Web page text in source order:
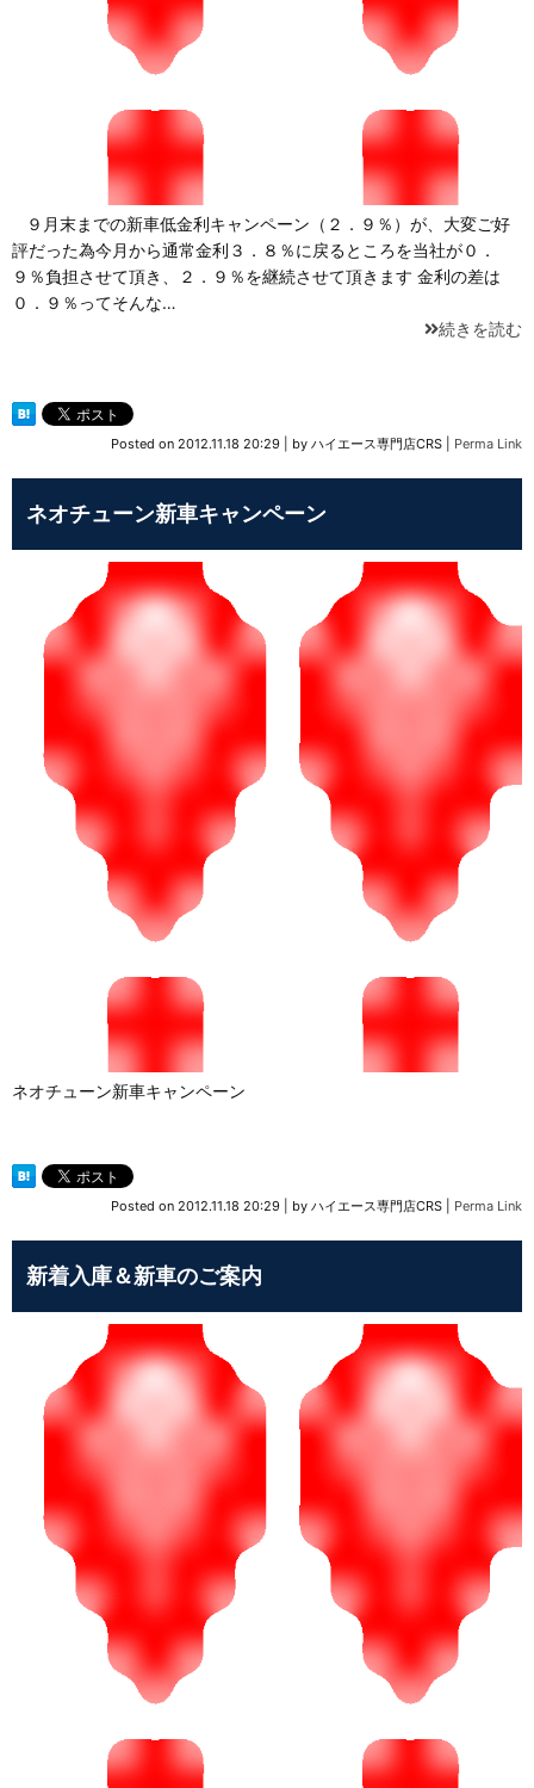
９月末までの新車低金利キャンペーン（２．９％）が、大変ご好
評だった為今月から通常金利３．８％に戻るところを当社が０．
９％負担させて頂き、２．９％を継続させて頂きます 金利の差は
０．９％ってそんな…
続きを読む
Posted on 2012.11.18 20:29 by ハイエース専門店CRS Perma Link
ネオチューン新車キャンペーン
ネオチューン新車キャンペーン
Posted on 2012.11.18 20:29 by ハイエース専門店CRS Perma Link
新着入庫＆新車のご案内